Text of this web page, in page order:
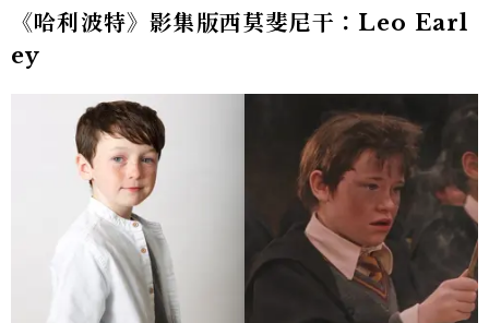
《哈利波特》影集版西莫斐尼干：Leo Earl
ey